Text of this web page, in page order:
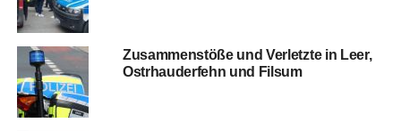
Zusam­men­stö­ße und Ver­letz­te in Leer,
Ost­rhau­der­fehn und Filsum